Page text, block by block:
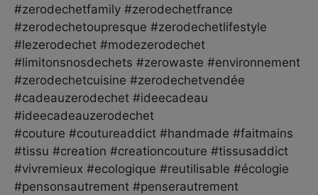
#zerodechetfamily #zerodechetfrance
#zerodechetoupresque #zerodechetlifestyle
#lezerodechet #modezerodechet
#limitonsnosdechets #zerowaste #environnement
#zerodechetcuisine #zerodechetvendée
#cadeauzerodechet #ideecadeau
#ideecadeauzerodechet
#couture #coutureaddict #handmade #faitmains
#tissu #creation #creationcouture #tissusaddict
#vivremieux #ecologique #reutilisable #écologie
#pensonsautrement #penserautrement